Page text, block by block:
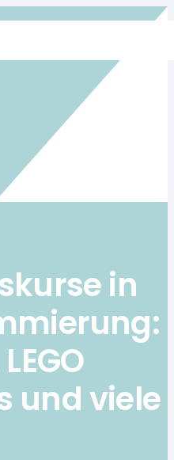
in
und viele